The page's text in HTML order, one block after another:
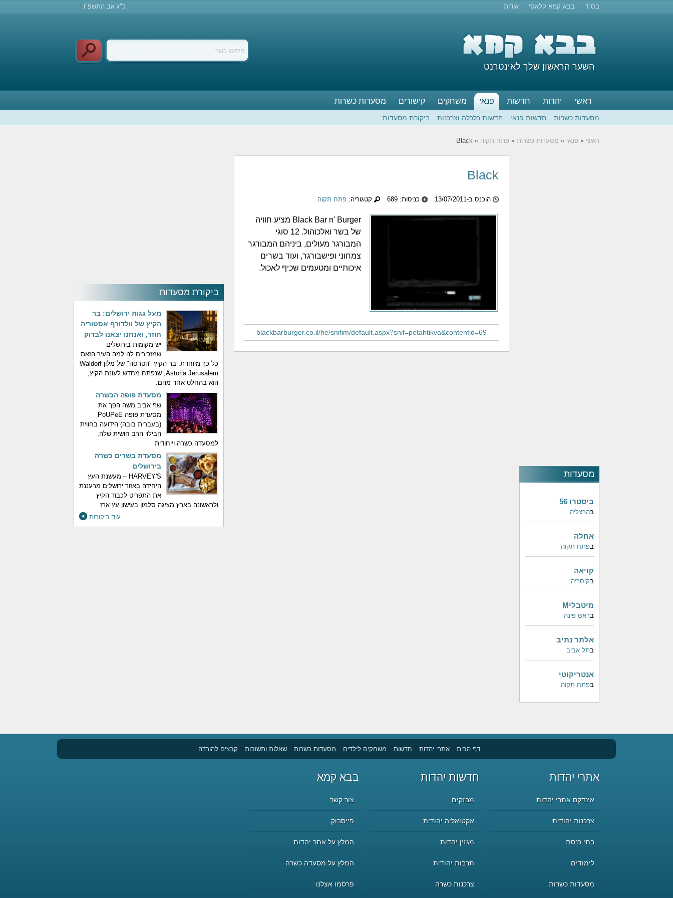
בס"ד בבא קמא קלאסי אודות כ"ג אב התשפ"ו
השער הראשון שלך לאינטרנט
ראשי יהדות חדשות פנאי משחקים קישורים מסעדות כשרות
מסעדות כשרות חדשות פנאי חדשות כלכלה וצרכנות ביקורת מסעדות
ראשי » פנאי » מסעדות כשרות » פתח תקוה » Black
מסעדות
ביסטרו 56
בהרצליה
אחלה
בפתח תקוה
קויאה
בקיסריה
מיטבליM
בראש פינה
אלתר נתיב
בתל אביב
אנטריקוטי
בפתח תקוה
ביקורת מסעדות
מעל גגות ירושלים: בר
הקיץ של וולדורף אסטוריה
חוזר, ואנחנו יצאנו לבדוק
יש מקומות בירושלים
שמזכירים לנו למה העיר הזאת
כל כך מיוחדת. בר הקיץ "הטרסה" של מלון Waldorf
Astoria Jerusalem, שנפתח מחדש לעונת הקיץ,
הוא בהחלט אחד מהם.
מסעדת פופה הכשרה
שף אביב משה הפך את
מסעדת פופה PoUPeE
(בעברית בובה) הידועה בחווית
הבילוי הרב חושית שלה,
למסעדה כשרה וייחודית
מסעדת בשרים כשרה
בירושלים
HARVEY'S – מעשנת העץ
היחידה באזור ירושלים מרעננת
את התפריט לכבוד הקיץ
ולראשונה בארץ מציגה סלמון בעישון עץ ארז
עוד ביקורות
Black
הוכנס ב-13/07/2011 כניסות: 689 קטגוריה: פתח תקוה
Black Bar n' Burger מציע חוויה
של בשר ואלכוהול. 12 סוגי
המבורגר מעולים, ביניהם המבורגר
צמחוני ופישבורגר, ועוד בשרים
איכותיים ומטעמים שכיף לאכול.
blackbarburger.co.il/he/snifim/default.aspx?snif=petahtikva&contentid=69
דף הבית אתרי יהדות חדשות משחקים לילדים מסעדות כשרות שאלות ותשובות קבצים להורדה
אתרי יהדות
אינדקס אתרי יהדות
צרכנות יהודית
בתי כנסת
לימודים
מסעדות כשרות
חדשות יהדות
מבזקים
אקטואליה יהודית
מגזין יהדות
תרבות יהודית
צרכנות כשרה
בבא קמא
צור קשר
פייסבוק
המלץ על אתר יהדות
המלץ על מסעדה כשרה
פרסמו אצלנו